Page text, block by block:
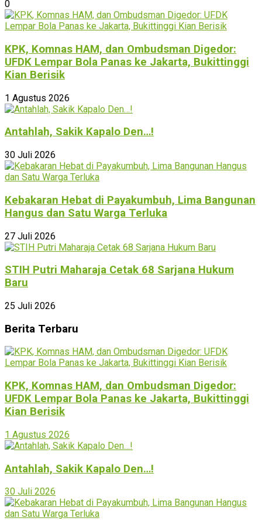
0
KPK, Komnas HAM, dan Ombudsman Digedor:
UFDK Lempar Bola Panas ke Jakarta, Bukittinggi
Kian Berisik
1 Agustus 2026
Antahlah, Sakik Kapalo Den…!
30 Juli 2026
Kebakaran Hebat di Payakumbuh, Lima Bangunan
Hangus dan Satu Warga Terluka
27 Juli 2026
STIH Putri Maharaja Cetak 68 Sarjana Hukum
Baru
25 Juli 2026
Berita Terbaru
KPK, Komnas HAM, dan Ombudsman Digedor:
UFDK Lempar Bola Panas ke Jakarta, Bukittinggi
Kian Berisik
1 Agustus 2026
Antahlah, Sakik Kapalo Den…!
30 Juli 2026